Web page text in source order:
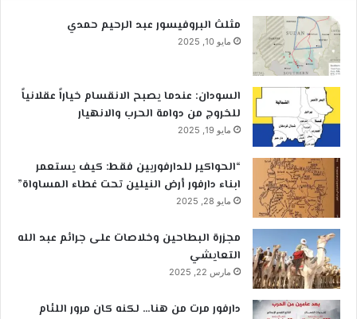
مثلث البروفيسور عبد الرحيم حمدي
مايو 10, 2025
السودان: عندما يصبح الانقسام خياراً عقلانياً
للخروج من دوامة الحرب والانهيار
مايو 19, 2025
“الحواكير للدارفوريين فقط: كيف يستعمر
ابناء دارفور أرض النيلين تحت غطاء المساواة”
مايو 28, 2025
مجزرة البطاحين وخلاصات على جرائم عبد الله
التعايشي
مارس 22, 2025
دارفور مرت من هنا… لكنه كان مرور اللئام